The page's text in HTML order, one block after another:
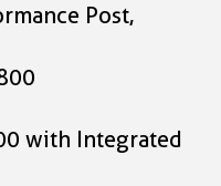
Post,
with Integrated